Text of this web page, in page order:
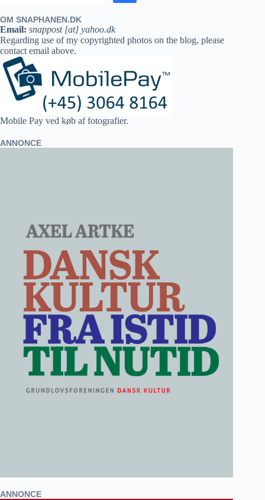
OM SNAPHANEN.DK
Email: snappost [at] yahoo.dk
Regarding use of my copyrighted photos on the blog, please
contact email above.
Mobile Pay ved køb af fotografier.
ANNONCE
ANNONCE